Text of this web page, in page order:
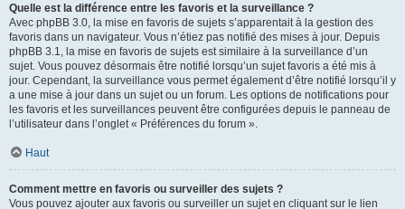
Quelle est la différence entre les favoris et la surveillance ?
Avec phpBB 3.0, la mise en favoris de sujets s’apparentait à la gestion des
favoris dans un navigateur. Vous n’étiez pas notifié des mises à jour. Depuis
phpBB 3.1, la mise en favoris de sujets est similaire à la surveillance d’un
sujet. Vous pouvez désormais être notifié lorsqu’un sujet favoris a été mis à
jour. Cependant, la surveillance vous permet également d’être notifié lorsqu’il y
a une mise à jour dans un sujet ou un forum. Les options de notifications pour
les favoris et les surveillances peuvent être configurées depuis le panneau de
l’utilisateur dans l’onglet « Préférences du forum ».
Haut
Comment mettre en favoris ou surveiller des sujets ?
Vous pouvez ajouter aux favoris ou surveiller un sujet en cliquant sur le lien